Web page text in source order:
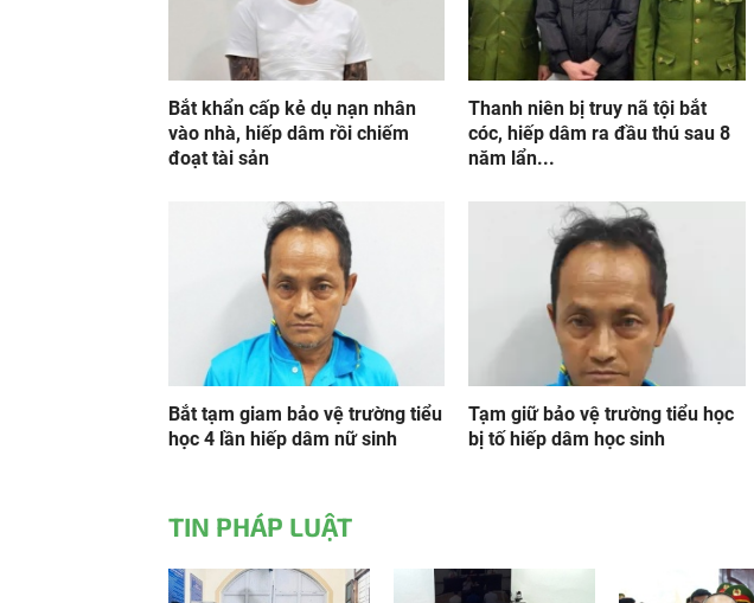
Bắt khẩn cấp kẻ dụ nạn nhân
vào nhà, hiếp dâm rồi chiếm
đoạt tài sản
Thanh niên bị truy nã tội bắt
cóc, hiếp dâm ra đầu thú sau 8
năm lẩn...
Bắt tạm giam bảo vệ trường tiểu
học 4 lần hiếp dâm nữ sinh
Tạm giữ bảo vệ trường tiểu học
bị tố hiếp dâm học sinh
TIN PHÁP LUẬT